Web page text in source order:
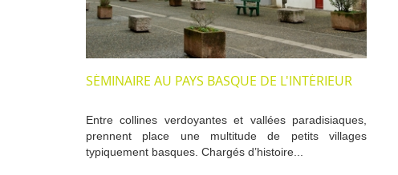
SÉMINAIRE AU PAYS BASQUE DE L'INTÉRIEUR
Entre collines verdoyantes et vallées paradisiaques,
prennent place une multitude de petits villages
typiquement basques. Chargés d’histoire...